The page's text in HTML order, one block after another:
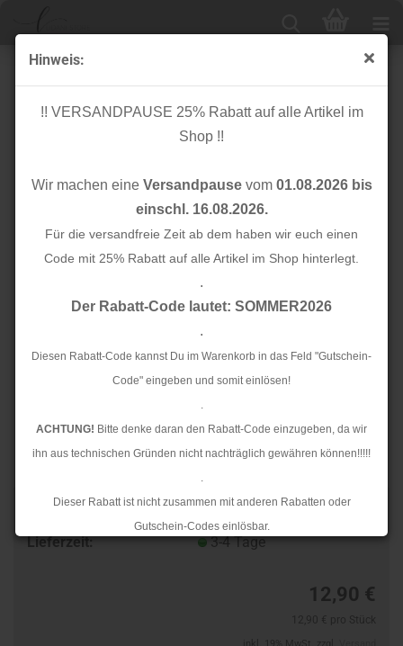
Hinweis:
!! VERSANDPAUSE 25% Rabatt auf alle Artikel im
Shop !!
Wir machen eine Versandpausevom 01.08.2026 bis
einschl. 16.08.2026.
Für die versandfreie Zeit ab dem haben wir euch einen
Code mit 25% Rabatt auf alle Artikel im Shop hinterlegt.
.
Der Rabatt-Code lautet: SOMMER2026
.
Diesen Rabatt-Code kannst Du im Warenkorb in das Feld "Gutschein-
Code" eingeben und somit einlösen!
.
ACHTUNG! Bitte denke daran den Rabatt-Code einzugeben, da wir
ihn aus technischen Gründen nicht nachträglich gewähren können!!!!!
.
Dieser Rabatt ist nicht zusammen mit anderen Rabatten oder
Gutschein-Codes einlösbar.
.
Rückstaus kann es jedoch zu längeren Lieferzeiten kommen.
Papierschnittmuster - Claire Sweatjacke - Damen -
Herzenswelt
Lieferzeit:
3-4 Tage
12,90 €